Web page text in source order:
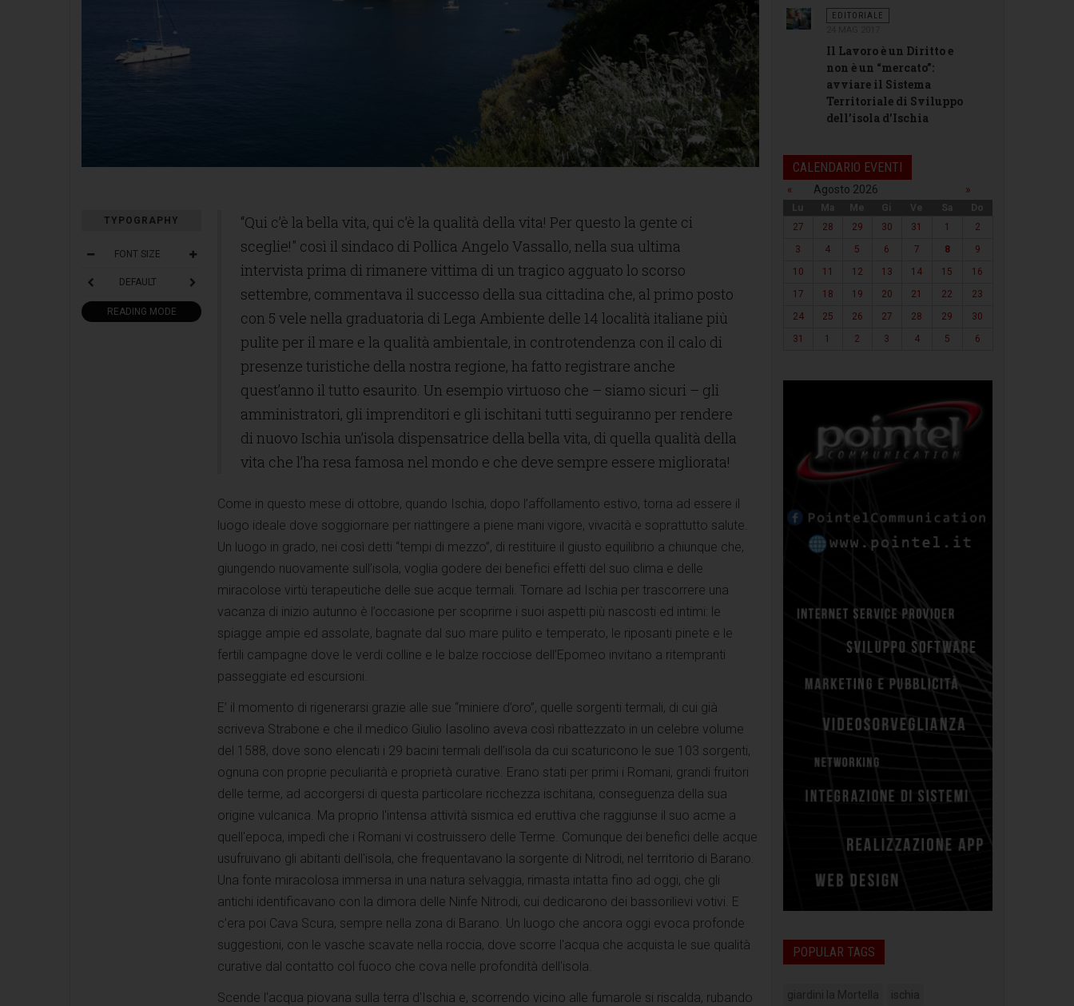
Baia di San Montano Lacco Ameno
TYPOGRAPHY
FONT SIZE
DEFAULT
READING MODE
“Qui c’è la bella vita, qui c’è la qualità della vita! Per questo la gente ci
sceglie!" così il sindaco di Pollica Angelo Vassallo, nella sua ultima
intervista prima di rimanere vittima di un tragico agguato lo scorso
settembre, commentava il successo della sua cittadina che, al primo posto
con 5 vele nella graduatoria di Lega Ambiente delle 14 località italiane più
pulite per il mare e la qualità ambientale, in controtendenza con il calo di
presenze turistiche della nostra regione, ha fatto registrare anche
quest’anno il tutto esaurito. Un esempio virtuoso che – siamo sicuri – gli
amministratori, gli imprenditori e gli ischitani tutti seguiranno per rendere
di nuovo Ischia un’isola dispensatrice della bella vita, di quella qualità della
vita che l’ha resa famosa nel mondo e che deve sempre essere migliorata!
Come in questo mese di ottobre, quando Ischia, dopo l’affollamento estivo, torna ad essere il
luogo ideale dove soggiornare per riattingere a piene mani vigore, vivacità e soprattutto salute.
Un luogo in grado, nei così detti “tempi di mezzo”, di restituire il giusto equilibrio a chiunque che,
giungendo nuovamente sull’isola, voglia godere dei benefici effetti del suo clima e delle
miracolose virtù terapeutiche delle sue acque termali. Tornare ad Ischia per trascorrere una
vacanza di inizio autunno è l’occasione per scoprirne i suoi aspetti più nascosti ed intimi: le
spiagge ampie ed assolate, bagnate dal suo mare pulito e temperato, le riposanti pinete e le
fertili campagne dove le verdi colline e le balze rocciose dell’Epomeo invitano a ritempranti
passeggiate ed escursioni.
E’ il momento di rigenerarsi grazie alle sue “miniere d’oro”, quelle sorgenti termali, di cui già
scriveva Strabone e che il medico Giulio Iasolino aveva così ribattezzato in un celebre volume
del 1588, dove sono elencati i 29 bacini termali dell’isola da cui scaturicono le sue 103 sorgenti,
ognuna con proprie peculiarità e proprietà curative. Erano stati per primi i Romani, grandi fruitori
delle terme, ad accorgersi di questa particolare ricchezza ischitana, conseguenza della sua
origine vulcanica. Ma proprio l'intensa attività sismica ed eruttiva che raggiunse il suo acme a
quell'epoca, impedì che i Romani vi costruissero delle Terme. Comunque dei benefìci delle acque
usufruivano gli abitanti dell'isola, che frequentavano la sorgente di Nitrodi, nel territorio di Barano.
Una fonte miracolosa immersa in una natura selvaggia, rimasta intatta fino ad oggi, che gli
antichi identificavano con la dimora delle Ninfe Nitrodi, cui dedicarono dei bassorilievi votivi. E
c’era poi Cava Scura, sempre nella zona di Barano. Un luogo che ancora oggi evoca profonde
suggestioni, con le vasche scavate nella roccia, dove scorre l'acqua che acquista le sue qualità
curative dal contatto col fuoco che cova nelle profondità dell'isola.
Scende l'acqua piovana sulla terra d'Ischia e, scorrendo vicino alle fumarole si riscalda, rubando
EDITORIALE
Il Lavoro è un Diritto e
non è un “mercato”:
avviare il Sistema
Territoriale di Sviluppo
dell’isola d’Ischia
CALENDARIO EVENTI
« Agosto 2026 »
Lu Ma Me Gi Ve Sa
Do
27
28 29 30 31 1
2
3
4 5 6 7 8
9
10
11 12 13 14 15
16
17
18 19 20 21 22
23
24
25 26 27 28 29
30
31
1 2 3 4 5 6
POPULAR TAGS
giardini la Mortella ischia